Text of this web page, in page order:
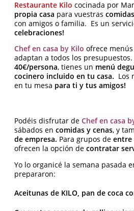
Restaurante Kilo cocinada por
propia casa para vuestras
con amigos o familia. Es un
celebraciones!
Chef en casa by Kilo ofrece menús
adaptan a todos los presupuestos.
40€/persona, tienes un menú
cocinero incluido en tu casa. Los
en tu mesa para ti y tus amigos!
Podéis disfrutar de Chef en casa
sábados en comidas y cenas, y
de empresa. Para grupos de entre
ofrecen la opción de contratar
Yo lo organicé la semana pasada
prepararon:
Aceitunas de KILO, pan de coca